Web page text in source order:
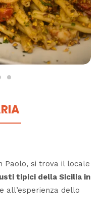
Paolo, si trova il locale
tipici della Sicilia in
all’esperienza dello